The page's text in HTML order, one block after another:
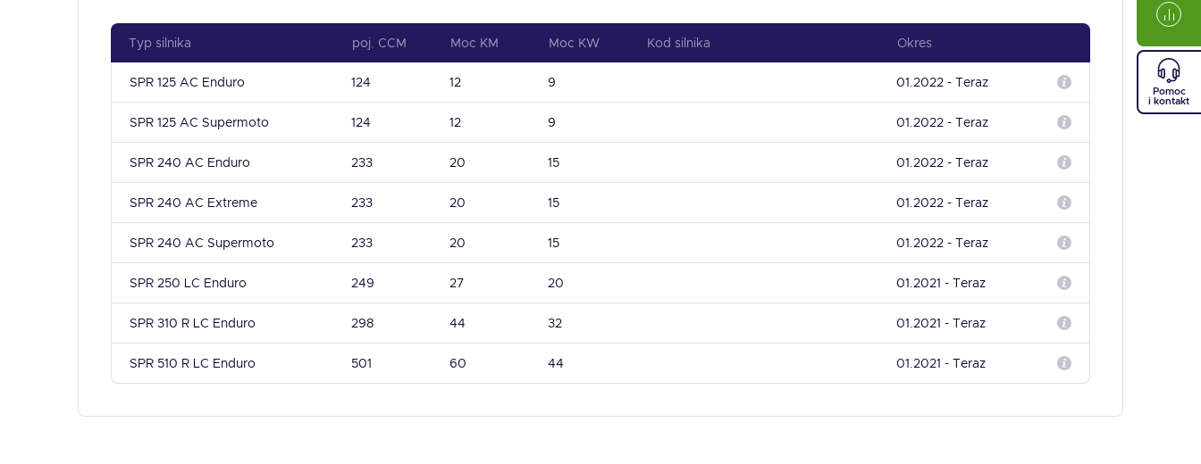
Typ silnika poj. CCM Moc KM Moc KW Kod silnika Okres
SPR 125 AC Enduro 124 12 9 01.2022 - Teraz
SPR 125 AC Supermoto 124 12 9 01.2022 - Teraz
SPR 240 AC Enduro 233 20 15 01.2022 - Teraz
SPR 240 AC Extreme 233 20 15 01.2022 - Teraz
SPR 240 AC Supermoto 233 20 15 01.2022 - Teraz
SPR 250 LC Enduro 249 27 20 01.2021 - Teraz
SPR 310 R LC Enduro 298 44 32 01.2021 - Teraz
SPR 510 R LC Enduro 501 60 44 01.2021 - Teraz
Pomoc
i kontakt